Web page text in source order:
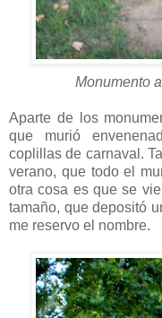
Monumento
Aparte de los
que murió
coplillas de carnaval.
verano, que todo el
otra cosa es que se
tamaño, que depositó
me reservo el nombre.